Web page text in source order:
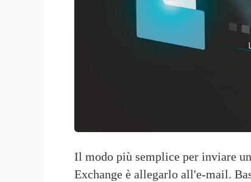
Il modo più semplice per inviare
Exchange è allegarlo all'e-mail.